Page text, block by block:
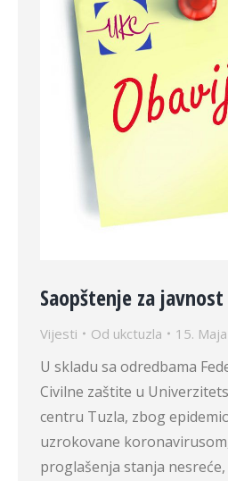
Saopštenje za javnost
Vijesti Od ukctuzla 15.
U skladu sa odredbama
Civilne zaštite u
centru Tuzla, zbog
uzrokovane
proglašenja stanja